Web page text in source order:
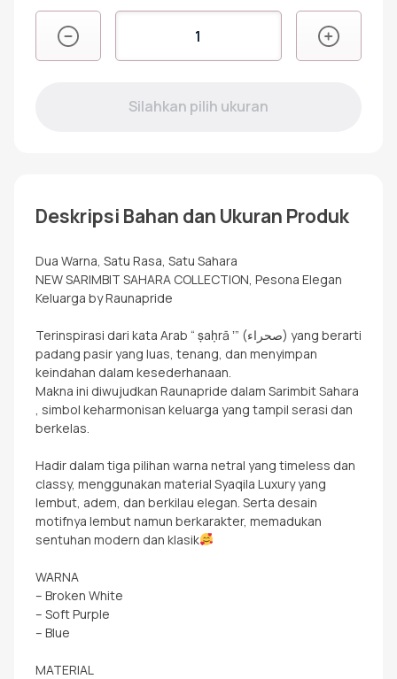
GAMIS
Deskripsi Bahan dan Ukuran Produk
Dua Warna, Satu Rasa, Satu Sahara
NEW SARIMBIT SAHARA COLLECTION, Pesona Elegan
Keluarga by Raunapride
Terinspirasi dari kata Arab “ ṣaḥrā ʼ” (صحراء) yang berarti
padang pasir yang luas, tenang, dan menyimpan
keindahan dalam kesederhanaan.
Makna ini diwujudkan Raunapride dalam Sarimbit Sahara
, simbol keharmonisan keluarga yang tampil serasi dan
berkelas.
Hadir dalam tiga pilihan warna netral yang timeless dan
classy, menggunakan material Syaqila Luxury yang
lembut, adem, dan berkilau elegan. Serta desain
motifnya lembut namun berkarakter, memadukan
sentuhan modern dan klasik
WARNA
– Broken White
– Soft Purple
– Blue
MATERIAL